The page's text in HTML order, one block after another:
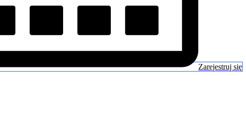
Zarejestruj się